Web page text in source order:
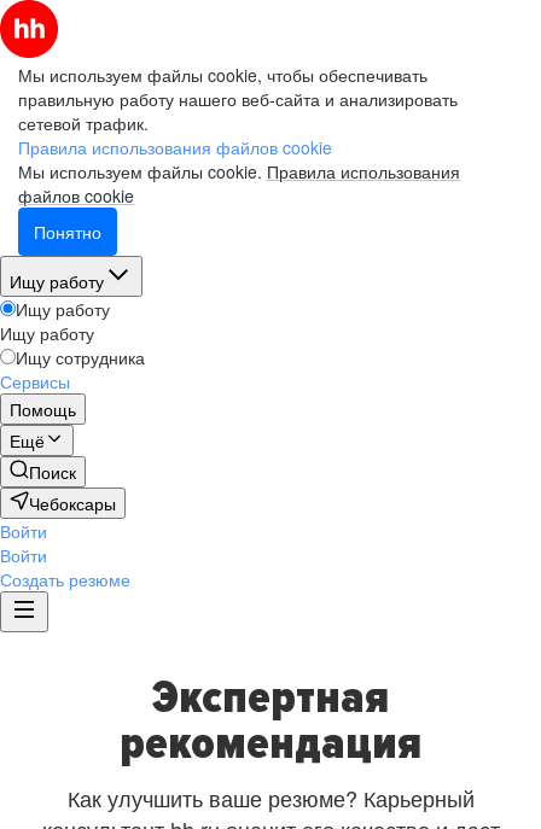
Мы используем файлы cookie, чтобы обеспечивать
правильную работу нашего веб-сайта и анализировать
сетевой трафик.
Правила использования файлов cookie
Мы используем файлы cookie. Правила использования
файлов cookie
Понятно
Ищу работу
Ищу работу
Ищу работу
Ищу сотрудника
Сервисы
Помощь
Ещё
Поиск
Чебоксары
Войти
Войти
Создать резюме
Экспертная
рекомендация
Как улучшить ваше резюме? Карьерный